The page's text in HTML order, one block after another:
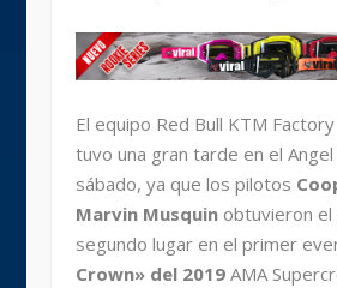
El equipo Red Bull KTM
tuvo una gran tarde en el Angel
sábado, ya que los pilotos
Marvin Musquinobtuvieron el
segundo lugar en el primer
Crown» del 2019AMA